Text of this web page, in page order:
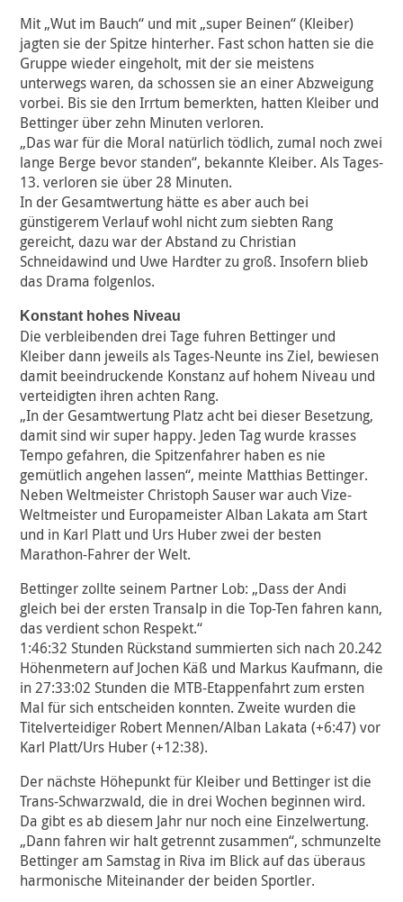
Mit „Wut im Bauch“ und mit „super Beinen“ (Kleiber)
jagten sie der Spitze hinterher. Fast schon hatten sie die
Gruppe wieder eingeholt, mit der sie meistens
unterwegs waren, da schossen sie an einer Abzweigung
vorbei. Bis sie den Irrtum bemerkten, hatten Kleiber und
Bettinger über zehn Minuten verloren.
„Das war für die Moral natürlich tödlich, zumal noch zwei
lange Berge bevor standen“, bekannte Kleiber. Als Tages-
13. verloren sie über 28 Minuten.
In der Gesamtwertung hätte es aber auch bei
günstigerem Verlauf wohl nicht zum siebten Rang
gereicht, dazu war der Abstand zu Christian
Schneidawind und Uwe Hardter zu groß. Insofern blieb
das Drama folgenlos.
Konstant hohes Niveau
Die verbleibenden drei Tage fuhren Bettinger und
Kleiber dann jeweils als Tages-Neunte ins Ziel, bewiesen
damit beeindruckende Konstanz auf hohem Niveau und
verteidigten ihren achten Rang.
„In der Gesamtwertung Platz acht bei dieser Besetzung,
damit sind wir super happy. Jeden Tag wurde krasses
Tempo gefahren, die Spitzenfahrer haben es nie
gemütlich angehen lassen“, meinte Matthias Bettinger.
Neben Weltmeister Christoph Sauser war auch Vize-
Weltmeister und Europameister Alban Lakata am Start
und in Karl Platt und Urs Huber zwei der besten
Marathon-Fahrer der Welt.
Bettinger zollte seinem Partner Lob: „Dass der Andi
gleich bei der ersten Transalp in die Top-Ten fahren kann,
das verdient schon Respekt.“
1:46:32 Stunden Rückstand summierten sich nach 20.242
Höhenmetern auf Jochen Käß und Markus Kaufmann, die
in 27:33:02 Stunden die MTB-Etappenfahrt zum ersten
Mal für sich entscheiden konnten. Zweite wurden die
Titelverteidiger Robert Mennen/Alban Lakata (+6:47) vor
Karl Platt/Urs Huber (+12:38).
Der nächste Höhepunkt für Kleiber und Bettinger ist die
Trans-Schwarzwald, die in drei Wochen beginnen wird.
Da gibt es ab diesem Jahr nur noch eine Einzelwertung.
„Dann fahren wir halt getrennt zusammen“, schmunzelte
Bettinger am Samstag in Riva im Blick auf das überaus
harmonische Miteinander der beiden Sportler.